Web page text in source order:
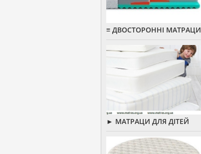
≡ ДВОСТОРОННІ МАТРАЦИ
► МАТРАЦИ ДЛЯ ДІТЕЙ